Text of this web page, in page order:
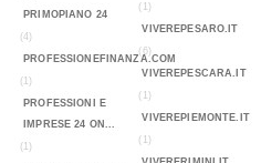
PRIMOPIANO 24
(4)
PROFESSIONEFINANZA.COM
(1)
PROFESSIONI E
IMPRESE 24 ON...
(1)
(1)
VIVEREPESARO.IT
(6)
VIVEREPESCARA.IT
(1)
VIVEREPIEMONTE.IT
(1)